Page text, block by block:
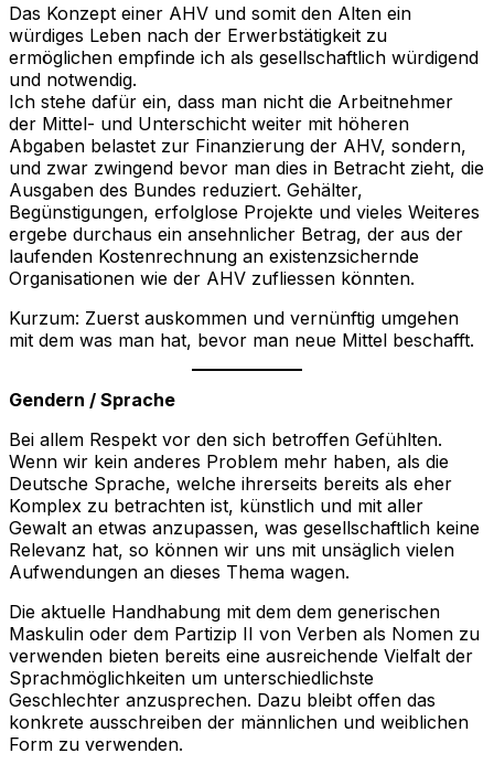
Das Konzept einer AHV und somit den Alten ein
würdiges Leben nach der Erwerbstätigkeit zu
ermöglichen empfinde ich als gesellschaftlich würdigend
und notwendig.
Ich stehe dafür ein, dass man nicht die Arbeitnehmer
der Mittel- und Unterschicht weiter mit höheren
Abgaben belastet zur Finanzierung der AHV, sondern,
und zwar zwingend bevor man dies in Betracht zieht, die
Ausgaben des Bundes reduziert. Gehälter,
Begünstigungen, erfolglose Projekte und vieles Weiteres
ergebe durchaus ein ansehnlicher Betrag, der aus der
laufenden Kostenrechnung an existenzsichernde
Organisationen wie der AHV zufliessen könnten.
Kurzum: Zuerst auskommen und vernünftig umgehen
mit dem was man hat, bevor man neue Mittel beschafft.
Gendern / Sprache
Bei allem Respekt vor den sich betroffen Gefühlten.
Wenn wir kein anderes Problem mehr haben, als die
Deutsche Sprache, welche ihrerseits bereits als eher
Komplex zu betrachten ist, künstlich und mit aller
Gewalt an etwas anzupassen, was gesellschaftlich keine
Relevanz hat, so können wir uns mit unsäglich vielen
Aufwendungen an dieses Thema wagen.
Die aktuelle Handhabung mit dem dem generischen
Maskulin oder dem Partizip II von Verben als Nomen zu
verwenden bieten bereits eine ausreichende Vielfalt der
Sprachmöglichkeiten um unterschiedlichste
Geschlechter anzusprechen. Dazu bleibt offen das
konkrete ausschreiben der männlichen und weiblichen
Form zu verwenden.